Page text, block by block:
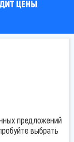
предложений
выбрать